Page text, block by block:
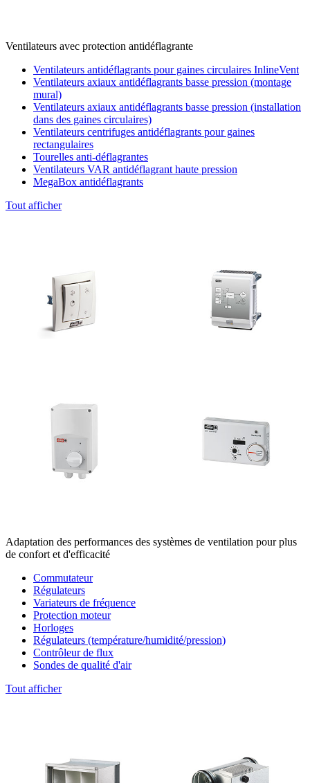
Ventilateurs avec protection antidéflagrante
Ventilateurs antidéflagrants pour gaines circulaires InlineVent
Ventilateurs axiaux antidéflagrants basse pression (montage
mural)
Ventilateurs axiaux antidéflagrants basse pression (installation
dans des gaines circulaires)
Ventilateurs centrifuges antidéflagrants pour gaines
rectangulaires
Tourelles anti-déflagrantes
Ventilateurs VAR antidéflagrant haute pression
MegaBox antidéflagrants
Tout afficher
Adaptation des performances des systèmes de ventilation pour plus
de confort et d'efficacité
Commutateur
Régulateurs
Variateurs de fréquence
Protection moteur
Horloges
Régulateurs (température/humidité/pression)
Contrôleur de flux
Sondes de qualité d'air
Tout afficher